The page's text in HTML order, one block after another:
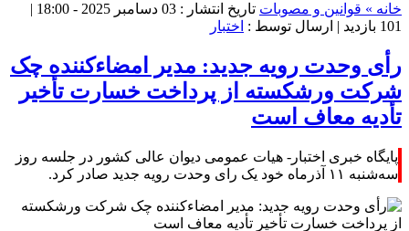
خانه » قوانین و مصوبات تاریخ انتشار : 03 دسامبر 2025 - 18:00 |
101 بازدید
| ارسال توسط : اختبار
رأی وحدت رویه جدید: مدیر امضاءکننده چک
شرکت ورشکسته از پرداخت خسارت تأخیر
تأدیه معاف است
پایگاه خبری اختبار- هیات عمومی دیوان عالی کشور در جلسه روز
سه‌شنبه ۱۱ آذرماه خود یک رای وحدت رویه جدید صادر کرد.